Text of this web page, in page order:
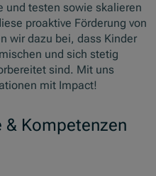
und testen sowie skalieren
proaktive Förderung von
wir dazu bei, dass Kinder
und sich stetig
sind. Mit uns
mit Impact!
& Kompetenzen